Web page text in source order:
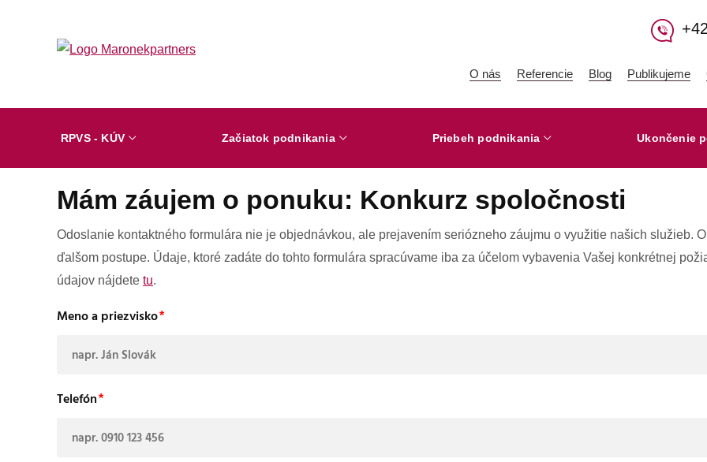
O nás Referencie Blog Publikujeme
RPVS - KÚV Začiatok podnikania Priebeh podnikania Ukončenie
Mám záujem o ponuku: Konkurz spoločnosti
Odoslanie kontaktného formulára nie je objednávkou, ale prejavením seriózneho záujmu o využitie našich služieb.
ďalšom postupe. Údaje, ktoré zadáte do tohto formulára spracúvame iba za účelom vybavenia Vašej konkrétnej
údajov nájdete tu.
Meno a priezvisko
Telefón